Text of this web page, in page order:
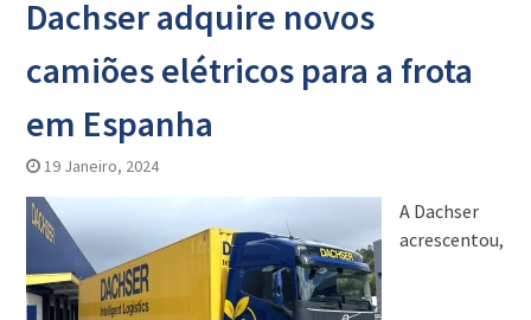
Dachser adquire novos
camiões elétricos para a frota
em Espanha
19 Janeiro, 2024
A Dachser
acrescentou,